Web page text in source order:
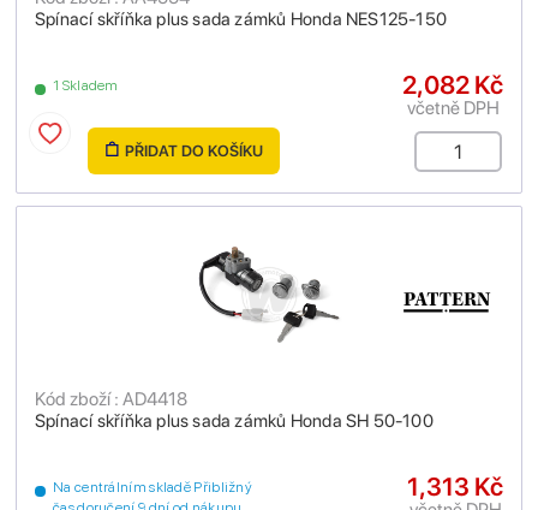
Spínací skříňka plus sada zámků Honda NES125-150
1 Skladem 2,082 Kč
včetně DPH
PŘIDAT DO KOŠÍKU
Spínací skříňka plus sada zámků Honda SH 50-100
Kód zboží : AD4418
Na centrálním skladě Přibližný
1,313 Kč